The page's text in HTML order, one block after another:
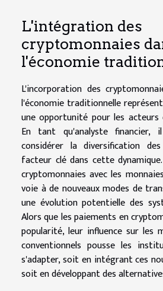
L'intégration des
cryptomonnaies
l'économie
L'incorporation des
l'économie traditionnelle
une opportunité pour les acteurs
En tant qu'analyste
considérer la diversification
facteur clé dans cette
cryptomonnaies avec les
voie à de nouveaux modes de
une évolution potentielle des
Alors que les paiements en
popularité, leur influence sur les
conventionnels pousse les
s'adapter, soit en intégrant ces
soit en développant des